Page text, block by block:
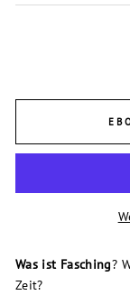
Was ist Fasching?
Zeit?